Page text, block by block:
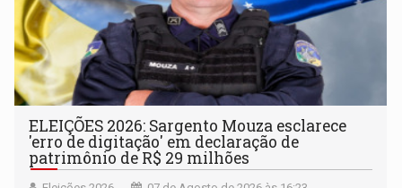
ELEIÇÕES 2026: Sargento Mouza esclarece
'erro de digitação' em declaração de
patrimônio de R$ 29 milhões